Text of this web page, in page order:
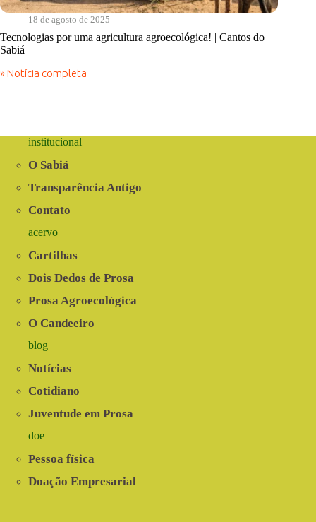
18 de agosto de 2025
Tecnologias por uma agricultura agroecológica! | Cantos do
Sabiá
» Notícia completa
Tecnologias
|
institucional
O Sabiá
Transparência Antigo
Contato
acervo
Cartilhas
Dois Dedos de Prosa
Prosa Agroecológica
O Candeeiro
blog
Notícias
Cotidiano
Juventude em Prosa
doe
Pessoa física
Doação Empresarial